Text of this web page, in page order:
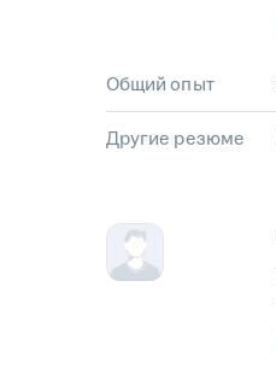
Общий опыт
Другие резюме